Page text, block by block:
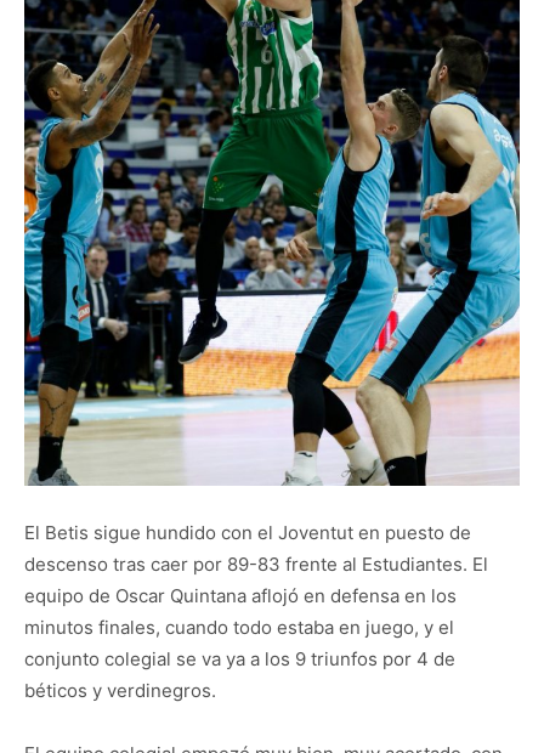
El Betis sigue hundido con el Joventut en puesto de
descenso tras caer por 89-83 frente al Estudiantes. El
equipo de Oscar Quintana aflojó en defensa en los
minutos finales, cuando todo estaba en juego, y el
conjunto colegial se va ya a los 9 triunfos por 4 de
béticos y verdinegros.